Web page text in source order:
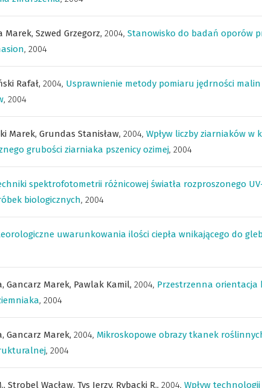
Marek, Szwed Grzegorz, 2004, Stanowisko do badań oporów
, 2004
Rafał, 2004, Usprawnienie metody pomiaru jędrności malin
, 2004
Marek, Grundas Stanisław, 2004, Wpływ liczby ziarniaków w
grubości ziarniaka pszenicy ozimej, 2004
spektrofotometrii różnicowej światła rozproszonego
biologicznych, 2004
uwarunkowania ilości ciepła wnikającego do
Gancarz Marek, Pawlak Kamil, 2004, Przestrzenna orientacja
, 2004
Gancarz Marek, 2004, Mikroskopowe obrazy tkanek
, 2004
Strobel Wacław, Tys Jerzy, Rybacki R., 2004, Wpływ